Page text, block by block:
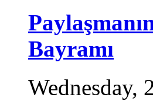
Bayramı
Wednesday,